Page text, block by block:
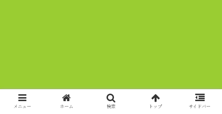
メニュー ホーム 検索 トップ サイドバー